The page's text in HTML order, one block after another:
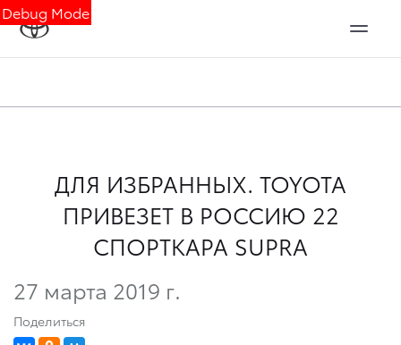
Debug Mode
ДЛЯ ИЗБРАННЫХ. TOYOTA
ПРИВЕЗЕТ В РОССИЮ 22
СПОРТКАРА SUPRA
27 марта 2019 г.
Поделиться